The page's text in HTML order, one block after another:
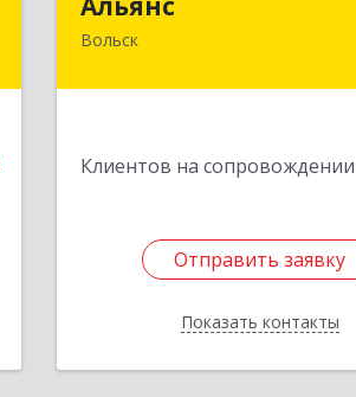
Вольск
Клиентов на сопровождении
Отправить заявку
Показать контакты
412900, Саратовская обл,
Отправить заявку
Назад